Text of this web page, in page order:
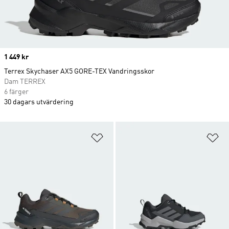
Price
1 449 kr
Terrex Skychaser AX5 GORE-TEX Vandringsskor
Dam TERREX
6 färger
30 dagars utvärdering